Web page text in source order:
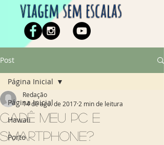
viagem sem escalas
Post
Página Inicial
Hawaii
Porto
Página Inicial
Cadê meu PC e
smartphone?
Redação
14 de ago. de 2017 2 min de leitura